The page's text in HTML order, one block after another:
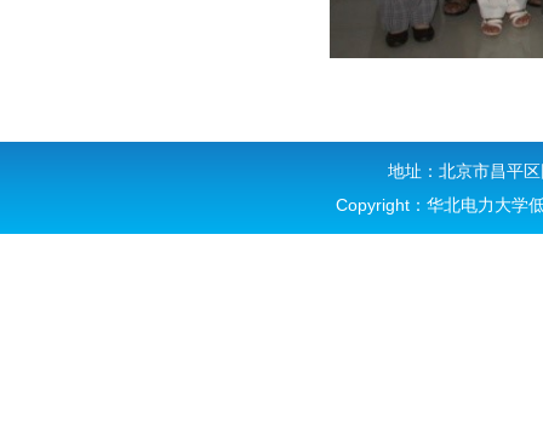
地址：北京市昌平
Copyright：华北电力大学